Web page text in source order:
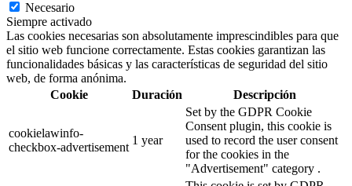
Necesario
Siempre activado
Las cookies necesarias son absolutamente imprescindibles para que
el sitio web funcione correctamente. Estas cookies garantizan las
funcionalidades básicas y las características de seguridad del sitio
web, de forma anónima.
Cookie
Duración Descripción
cookielawinfo-
checkbox-advertisement
1 year
Set by the GDPR Cookie
Consent plugin, this cookie is
used to record the user consent
for the cookies in the
"Advertisement" category .